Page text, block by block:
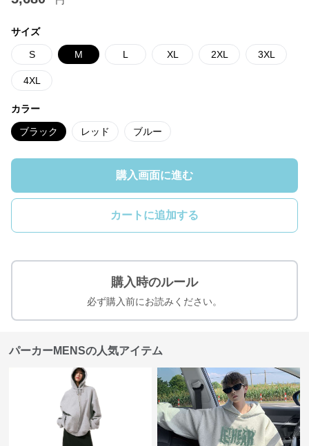
サイズ
S M L XL 2XL 3XL
4XL
カラー
ブラック レッド ブルー
購入画面に進む
カートに追加する
購入時のルール
必ず購入前にお読みください。
パーカーMENSの人気アイテム